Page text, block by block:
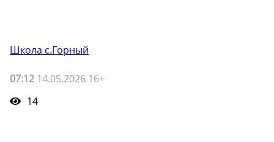
Школа с.Горный
07:12 14.05.2026 16+
14